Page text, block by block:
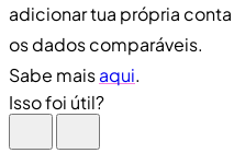
adicionar tua própria
os dados comparáveis.
Sabe maisaqui.
Isso foi útil?